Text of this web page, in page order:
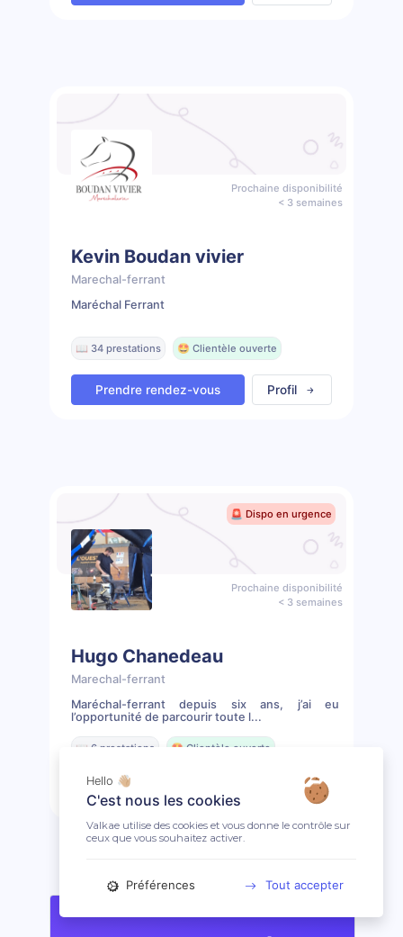
Prochaine disponibilité
< 3 semaines
Kevin Boudan vivier
Marechal-ferrant
Maréchal Ferrant
📖 34 prestations 🤩 Clientèle ouverte
Prendre rendez-vous Profil
🚨 Dispo en urgence
Prochaine disponibilité
< 3 semaines
Hugo Chanedeau
Marechal-ferrant
Maréchal-ferrant depuis six ans, j’ai eu
l’opportunité de parcourir toute l...
📖 6 prestations 🤩 Clientèle ouverte
Prendre rendez-vous
Hello 👋🏼
C'est nous les cookies
Valkae utilise des cookies et vous donne le contrôle sur
ceux que vous souhaitez activer.
Préférences Tout accepter